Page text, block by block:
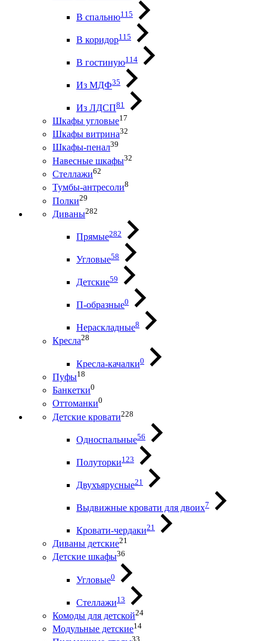
В спальню115
В коридор115
В гостиную114
Из МДФ35
Из ЛДСП81
Шкафы угловые17
Шкафы витрина32
Шкафы-пенал39
Навесные шкафы32
Стеллажи62
Тумбы-антресоли8
Полки29
Диваны282
Прямые282
Угловые58
Детские59
П-образные0
Нераскладные8
Кресла28
Кресла-качалки0
Пуфы18
Банкетки0
Оттоманки0
Детские кровати228
Односпальные56
Полуторки123
Двухъярусные21
Выдвижные кровати для двоих7
Кровати-чердаки21
Диваны детские21
Детские шкафы36
Угловые0
Стеллажи13
Комоды для детской24
Модульные детские14
33